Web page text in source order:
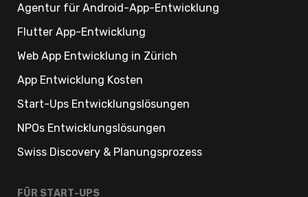
Agentur für Android-App-Entwicklung
Flutter App-Entwicklung
Web App Entwicklung in Zürich
App Entwicklung Kosten
Start-Ups Entwicklungslösungen
NPOs Entwicklungslösungen
Swiss Discovery & Planungsprozess
FÜR START-UPS